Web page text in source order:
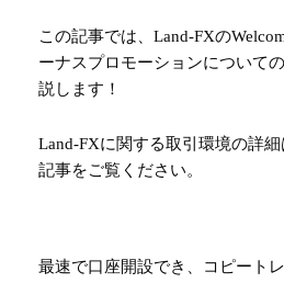
この記事では、Land-FXの
ーナスプロモーションについて
説します！
Land-FXに関する取引環境の詳
記事をご覧ください。
最速で口座開設でき、コピート